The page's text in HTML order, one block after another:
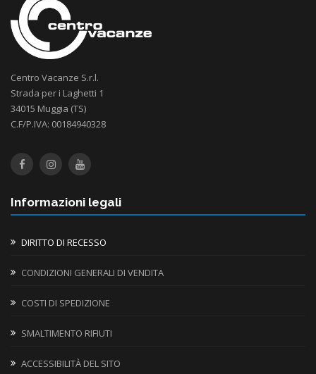
Centro Vacanze S.r.l.
Strada per i Laghetti 1
34015 Muggia (TS)
C.F/P.IVA: 00184940328
Informazioni legali
DIRITTO DI RECESSO
CONDIZIONI GENERALI DI VENDITA
COSTI DI SPEDIZIONE
SMALTIMENTO RIFIUTI
ACCESSIBILITÀ DEL SITO